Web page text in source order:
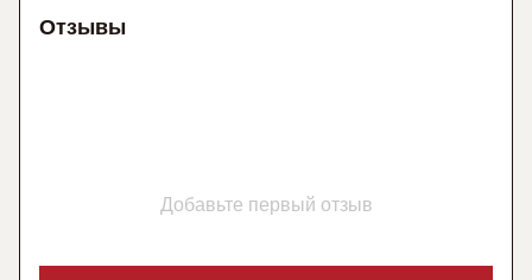
Отзывы
Добавьте первый отзыв